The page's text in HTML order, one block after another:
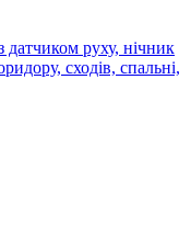
датчиком руху, нічник
сходів, спальні,